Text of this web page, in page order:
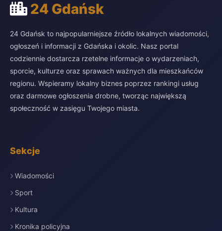
24 Gdańsk
24 Gdańsk to najpopularniejsze źródło lokalnych wiadomości,
ogłoszeń i informacji z Gdańska i okolic. Nasz portal
codziennie dostarcza rzetelne informacje o wydarzeniach,
sporcie, kulturze oraz sprawach ważnych dla mieszkańców
regionu. Wspieramy lokalny biznes poprzez rankingi usług
oraz darmowe ogłoszenia drobne, tworząc największą
społeczność w zasięgu Twojego miasta.
Sekcje
Wiadomości
Sport
Kultura
Kronika policyjna